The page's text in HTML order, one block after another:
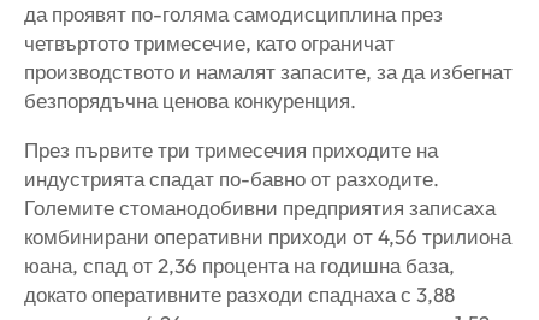
да проявят по-голяма самодисциплина през
четвъртото тримесечие, като ограничат
производството и намалят запасите, за да избегнат
безпорядъчна ценова конкуренция.
През първите три тримесечия приходите на
индустрията спадат по-бавно от разходите.
Големите стоманодобивни предприятия записаха
комбинирани оперативни приходи от 4,56 трилиона
юана, спад от 2,36 процента на годишна база,
докато оперативните разходи спаднаха с 3,88